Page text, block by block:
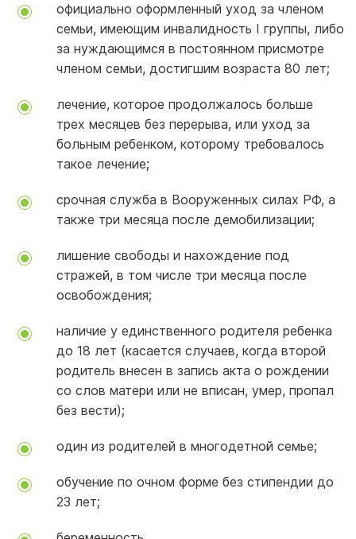
официально оформленный уход за членом
семьи, имеющим инвалидность I группы, либо
за нуждающимся в постоянном присмотре
членом семьи, достигшим возраста 80 лет;
лечение, которое продолжалось больше
трех месяцев без перерыва, или уход за
больным ребенком, которому требовалось
такое лечение;
срочная служба в Вооруженных силах РФ, а
также три месяца после демобилизации;
лишение свободы и нахождение под
стражей, в том числе три месяца после
освобождения;
наличие у единственного родителя ребенка
до 18 лет (касается случаев, когда второй
родитель внесен в запись акта о рождении
со слов матери или не вписан, умер, пропал
без вести);
один из родителей в многодетной семье;
обучение по очном форме без стипендии до
23 лет;